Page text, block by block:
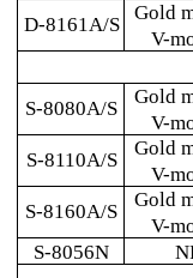
D-8161А/S
Gold
V-
S-8080А/S
Gold
V-
S-8110А/S
Gold
V-
S-8160А/S
Gold
V-
S-8056N